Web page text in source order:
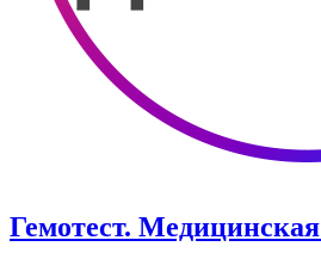
Гемотест.